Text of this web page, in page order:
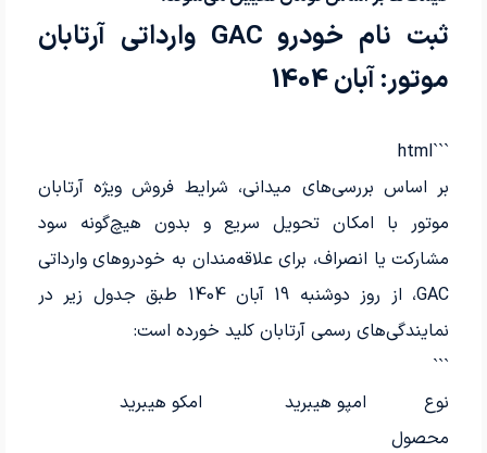
ثبت نام خودرو GAC وارداتی آرتابان
موتور: آبان 1404
```html
بر اساس بررسی‌های میدانی، شرایط فروش ویژه آرتابان
موتور با امکان تحویل سریع و بدون هیچ‌گونه سود
مشارکت یا انصراف، برای علاقه‌مندان به خودروهای وارداتی
GAC، از روز دوشنبه 19 آبان 1404 طبق جدول زیر در
نمایندگی‌های رسمی آرتابان کلید خورده است:
```
نوع
محصول
امپو هیبرید امکو هیبرید